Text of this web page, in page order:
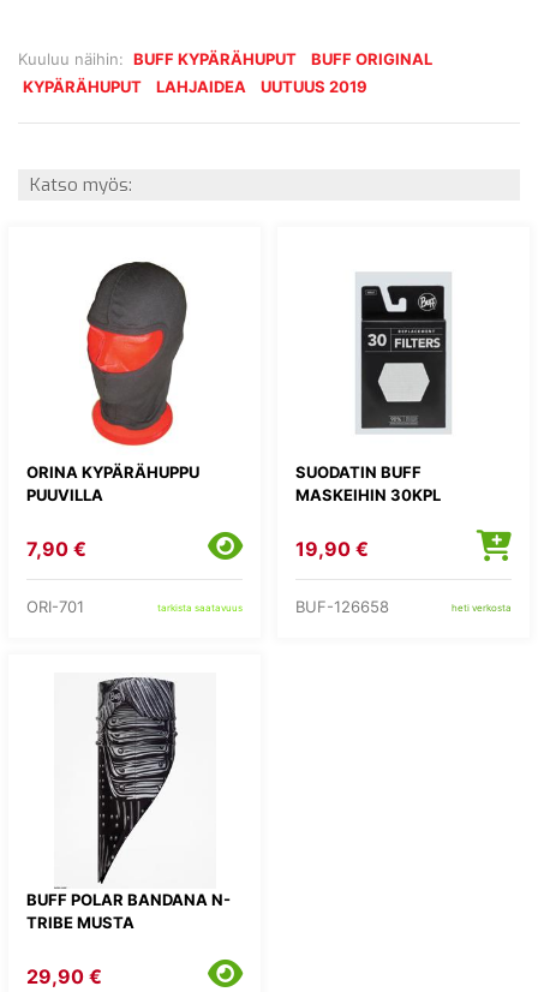
Kuuluu näihin: BUFF KYPÄRÄHUPUT
BUFF ORIGINAL
KYPÄRÄHUPUT
LAHJAIDEA UUTUUS 2019
Katso myös:
ORINA KYPÄRÄHUPPU
PUUVILLA
7,90 €
ORI-701 tarkista saatavuus
SUODATIN BUFF
MASKEIHIN 30KPL
19,90 €
BUF-126658 heti verkosta
BUFF POLAR BANDANA N-
TRIBE MUSTA
29,90 €